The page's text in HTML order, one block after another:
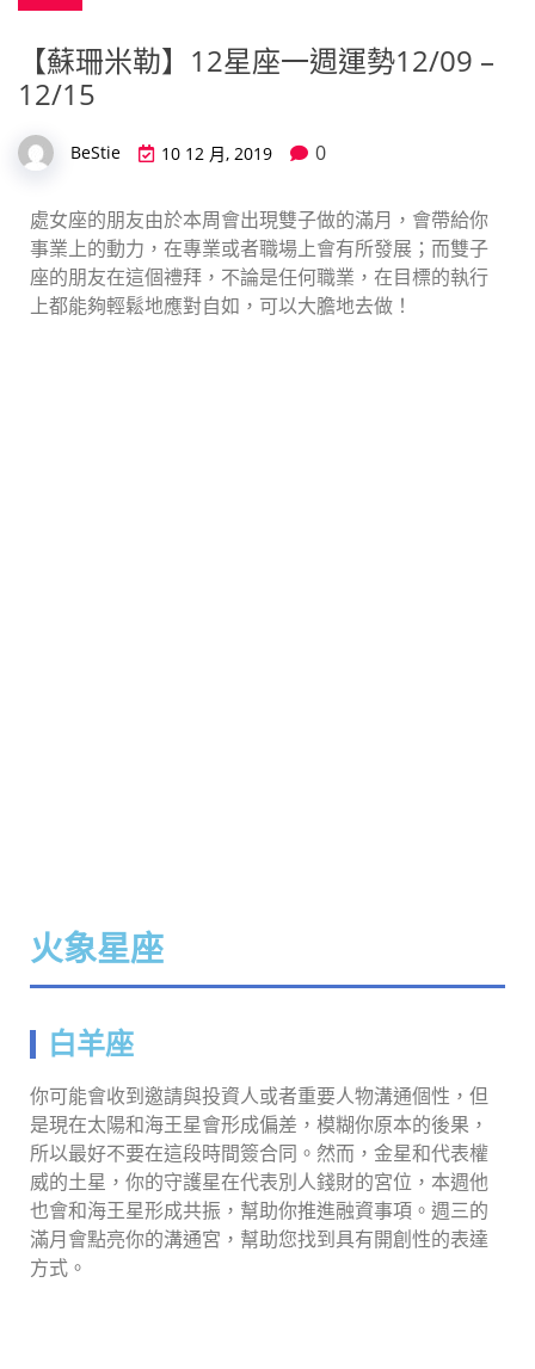
【蘇珊米勒】12星座一週運勢12/09 –
12/15
BeStie 10 12 月, 2019 0
處女座的朋友由於本周會出現雙子做的滿月，會帶給你
事業上的動力，在專業或者職場上會有所發展；而雙子
座的朋友在這個禮拜，不論是任何職業，在目標的執行
上都能夠輕鬆地應對自如，可以大膽地去做！
火象星座
白羊座
你可能會收到邀請與投資人或者重要人物溝通個性，但
是現在太陽和海王星會形成偏差，模糊你原本的後果，
所以最好不要在這段時間簽合同。然而，金星和代表權
威的土星，你的守護星在代表別人錢財的宮位，本週他
也會和海王星形成共振，幫助你推進融資事項。週三的
滿月會點亮你的溝通宮，幫助您找到具有開創性的表達
方式。